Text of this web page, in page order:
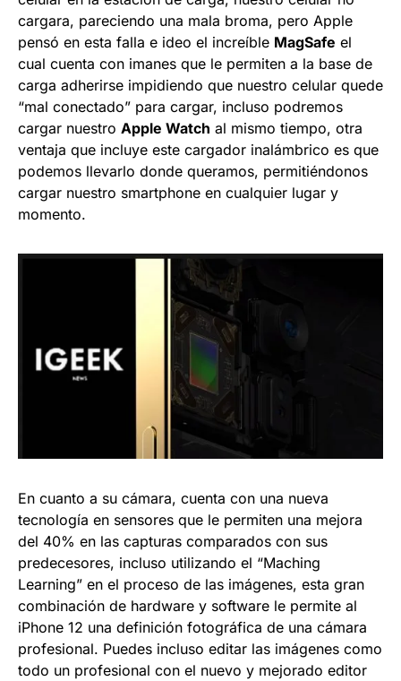
cargara, pareciendo una mala broma, pero Apple
pensó en esta falla e ideo el increíble MagSafe el
cual cuenta con imanes que le permiten a la base de
carga adherirse impidiendo que nuestro celular quede
“mal conectado” para cargar, incluso podremos
cargar nuestro Apple Watch al mismo tiempo, otra
ventaja que incluye este cargador inalámbrico es que
podemos llevarlo donde queramos, permitiéndonos
cargar nuestro smartphone en cualquier lugar y
momento.
En cuanto a su cámara, cuenta con una nueva
tecnología en sensores que le permiten una mejora
del 40% en las capturas comparados con sus
predecesores, incluso utilizando el “Maching
Learning” en el proceso de las imágenes, esta gran
combinación de hardware y software le permite al
iPhone 12 una definición fotográfica de una cámara
profesional. Puedes incluso editar las imágenes como
todo un profesional con el nuevo y mejorado editor